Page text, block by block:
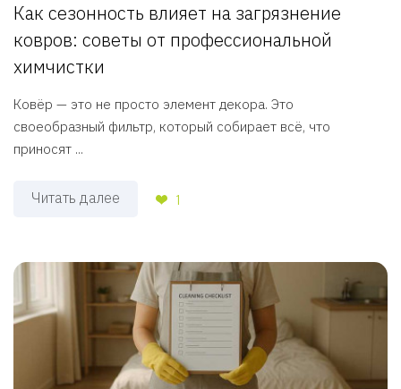
Как сезонность влияет на загрязнение
ковров: советы от профессиональной
химчистки
Ковёр — это не просто элемент декора. Это
своеобразный фильтр, который собирает всё, что
приносят ...
Читать далее 1